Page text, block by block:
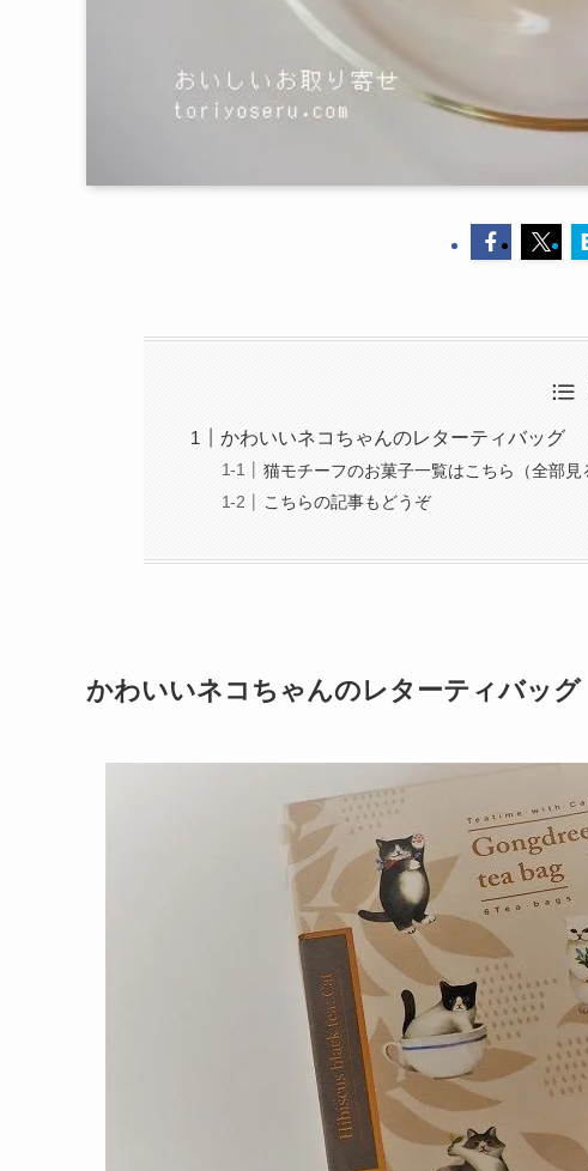
かわいいネコちゃんのレターティバッグ
猫モチーフのお菓子一覧はこちら（全部
こちらの記事もどうぞ
かわいいネコちゃんのレターティバッグ